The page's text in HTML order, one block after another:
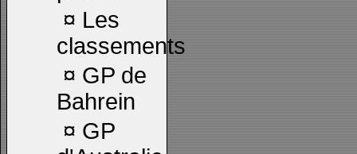
¤ Les
classements
¤ GP de
Bahrein
¤ GP